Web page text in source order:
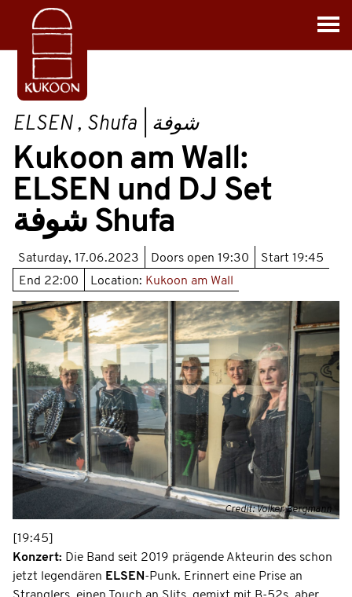
ELSEN , Shufa | شوفة
Kukoon am Wall:
ELSEN und DJ Set
شوفة Shufa
Saturday, 17.06.2023 Doors open 19:30 Start 19:45
End 22:00 Location: Kukoon am Wall
Credit: Volker Bergmann
[19:45]
Konzert: Die Band seit 2019 prägende Akteurin des schon
jetzt legendären ELSEN-Punk. Erinnert eine Prise an